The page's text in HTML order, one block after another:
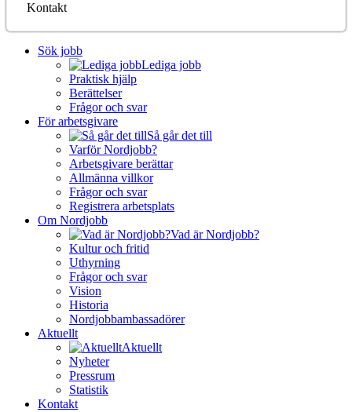
Kontakt
Sök jobb
Lediga jobb
Praktisk hjälp
Berättelser
Frågor och svar
För arbetsgivare
Så går det till
Varför Nordjobb?
Arbetsgivare berättar
Allmänna villkor
Frågor och svar
Registrera arbetsplats
Om Nordjobb
Vad är Nordjobb?
Kultur och fritid
Uthyrning
Frågor och svar
Vision
Historia
Nordjobbambassadörer
Aktuellt
Aktuellt
Nyheter
Pressrum
Statistik
Kontakt